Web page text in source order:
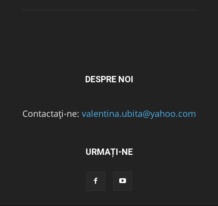
DESPRE NOI
Contactați-ne: valentina.ubita@yahoo.com
URMAȚI-NE